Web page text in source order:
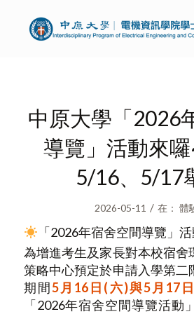
中原大學「2026
導覽」活動來
5/16、5/17
2026-05-11 / 在：體
「2026年宿舍空間導覽」
為增進考生及家長對本校宿舍
策略中心預定於申請入學第二
期間5月16日(六)與5月17
「2026年宿舍空間導覽活動